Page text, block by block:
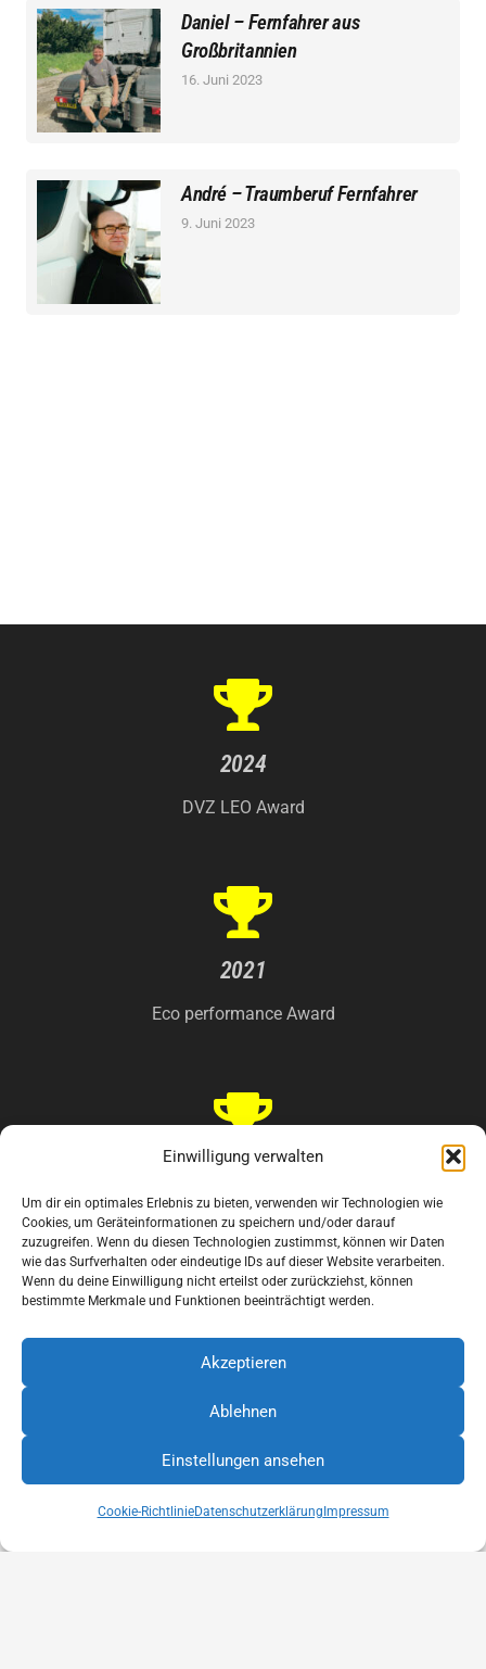
Einwilligung verwalten
Um dir ein optimales Erlebnis zu bieten, verwenden wir Technologien wie
Cookies, um Geräteinformationen zu speichern und/oder darauf
zuzugreifen. Wenn du diesen Technologien zustimmst, können wir Daten
wie das Surfverhalten oder eindeutige IDs auf dieser Website verarbeiten.
Wenn du deine Einwilligung nicht erteilst oder zurückziehst, können
bestimmte Merkmale und Funktionen beeinträchtigt werden.
Akzeptieren
Ablehnen
Einstellungen ansehen
Cookie-RichtlinieDatenschutzerklärung Impressum
Daniel – Fernfahrer aus
Großbritannien
16. Juni 2023
André – Traumberuf Fernfahrer
9. Juni 2023
2024
DVZ LEO Award
2021
Eco performance Award
Handelsblatt Genius Award
Diese Internetseite verwendet Cookies für die Analyse und
Statistik. Cookies helfen uns, die Benutzerfreundlichkeit
unserer Website zu verbessern. Durch die weitere Nutzung
der Website stimmen Sie der Verwendung zu. Weitere
Informationen hierzu finden Sie in unserer